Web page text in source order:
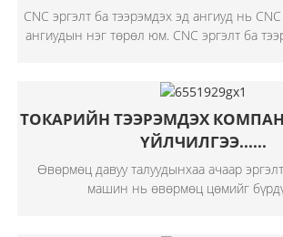
CNC эргэлт ба тээрэмдэх эд ангиуд нь
ангиудын нэг төрөл юм. CNC эргэлт ба
ТОКАРИЙН ТЭЭРЭМДЭХ
ҮЙЛЧИЛГЭЭ......
Өвөрмөц давуу талуудынхаа ачаар
машин нь өвөрмөц цөмийг